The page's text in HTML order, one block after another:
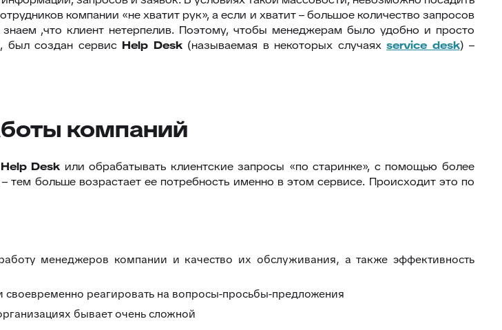
компании «не хватит рук», а если и хватит – большое количество запросов
,что клиент нетерпелив. Поэтому, чтобы менеджерам было удобно и просто
был создан сервис Help Desk(называемая в некоторых случаях service desk) –
компаний
Help Desk или обрабатывать клиентские запросы «по старинке», с помощью более
тем больше возрастает ее потребность именно в этом сервисе. Происходит это по
менеджеров компании и качество их обслуживания, а также эффективность
реагировать на вопросы-просьбы-предложения
бывает очень сложной